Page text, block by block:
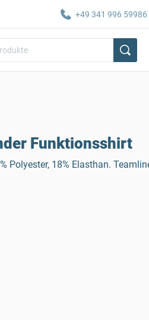
+49 341 996 59986
Funktionsshirt
Polyester, 18% Elasthan.